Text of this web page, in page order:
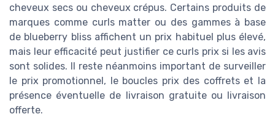
cheveux secs ou cheveux crépus. Certains produits de
marques comme curls matter ou des gammes à base
de blueberry bliss affichent un prix habituel plus élevé,
mais leur efficacité peut justifier ce curls prix si les avis
sont solides. Il reste néanmoins important de surveiller
le prix promotionnel, le boucles prix des coffrets et la
présence éventuelle de livraison gratuite ou livraison
offerte.